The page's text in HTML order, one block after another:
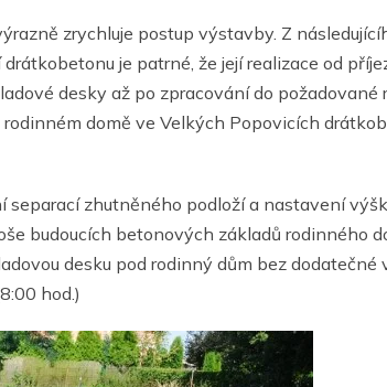
zrychluje postup výstavby. Z
drátkobetonu je patrné, že její realizace od
desky až po zpracování do požadované
domě ve Velkých Popovicích
zhutněného podloží a nastavení
budoucích betonových základů rodinného
desku pod rodinný dům bez dodatečné
hod.)